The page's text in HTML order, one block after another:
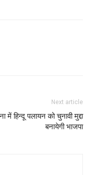
Next article
में हिन्दू पलायन को चुनावी मुद्दा
बनायेगी भाजपा